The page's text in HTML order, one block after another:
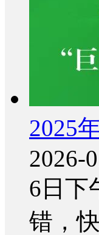
2025
2026-
6日下
错，